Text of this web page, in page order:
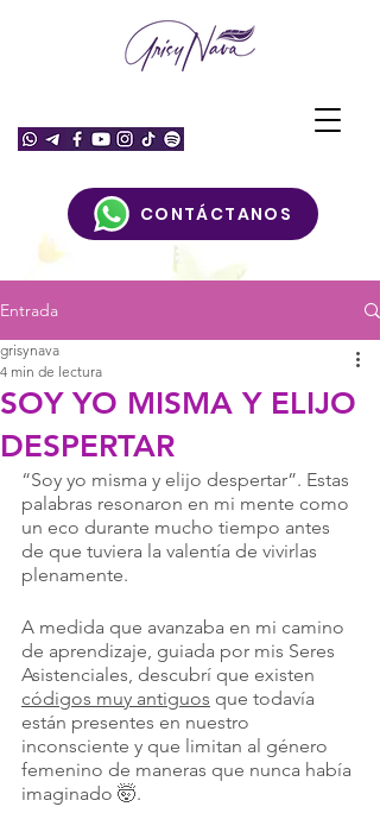
CONTÁCTANOS
Entrada
SOY YO MISMA Y ELIJO
DESPERTAR
grisynava
4 min de lectura
“Soy yo misma y elijo despertar”. Estas
palabras resonaron en mi mente como
un eco durante mucho tiempo antes
de que tuviera la valentía de vivirlas
plenamente.
A medida que avanzaba en mi camino
de aprendizaje, guiada por mis Seres
Asistenciales, descubrí que existen
códigos muy antiguos que todavía
están presentes en nuestro
inconsciente y que limitan al género
femenino de maneras que nunca había
imaginado 🤯.